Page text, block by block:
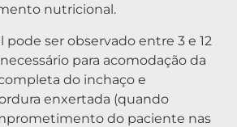
nutricional.
pode ser observado entre 3 e 12
para acomodação da
do inchaço e
enxertada (quando
do paciente nas